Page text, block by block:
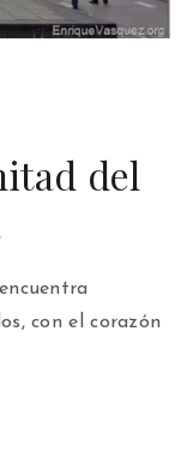
del
con el corazón